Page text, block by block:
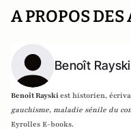
A PROPOS DES
Benoît Rayski
Benoît Rayskiest historien,
gauchisme, maladie sénile du
Eyrolles E-books.